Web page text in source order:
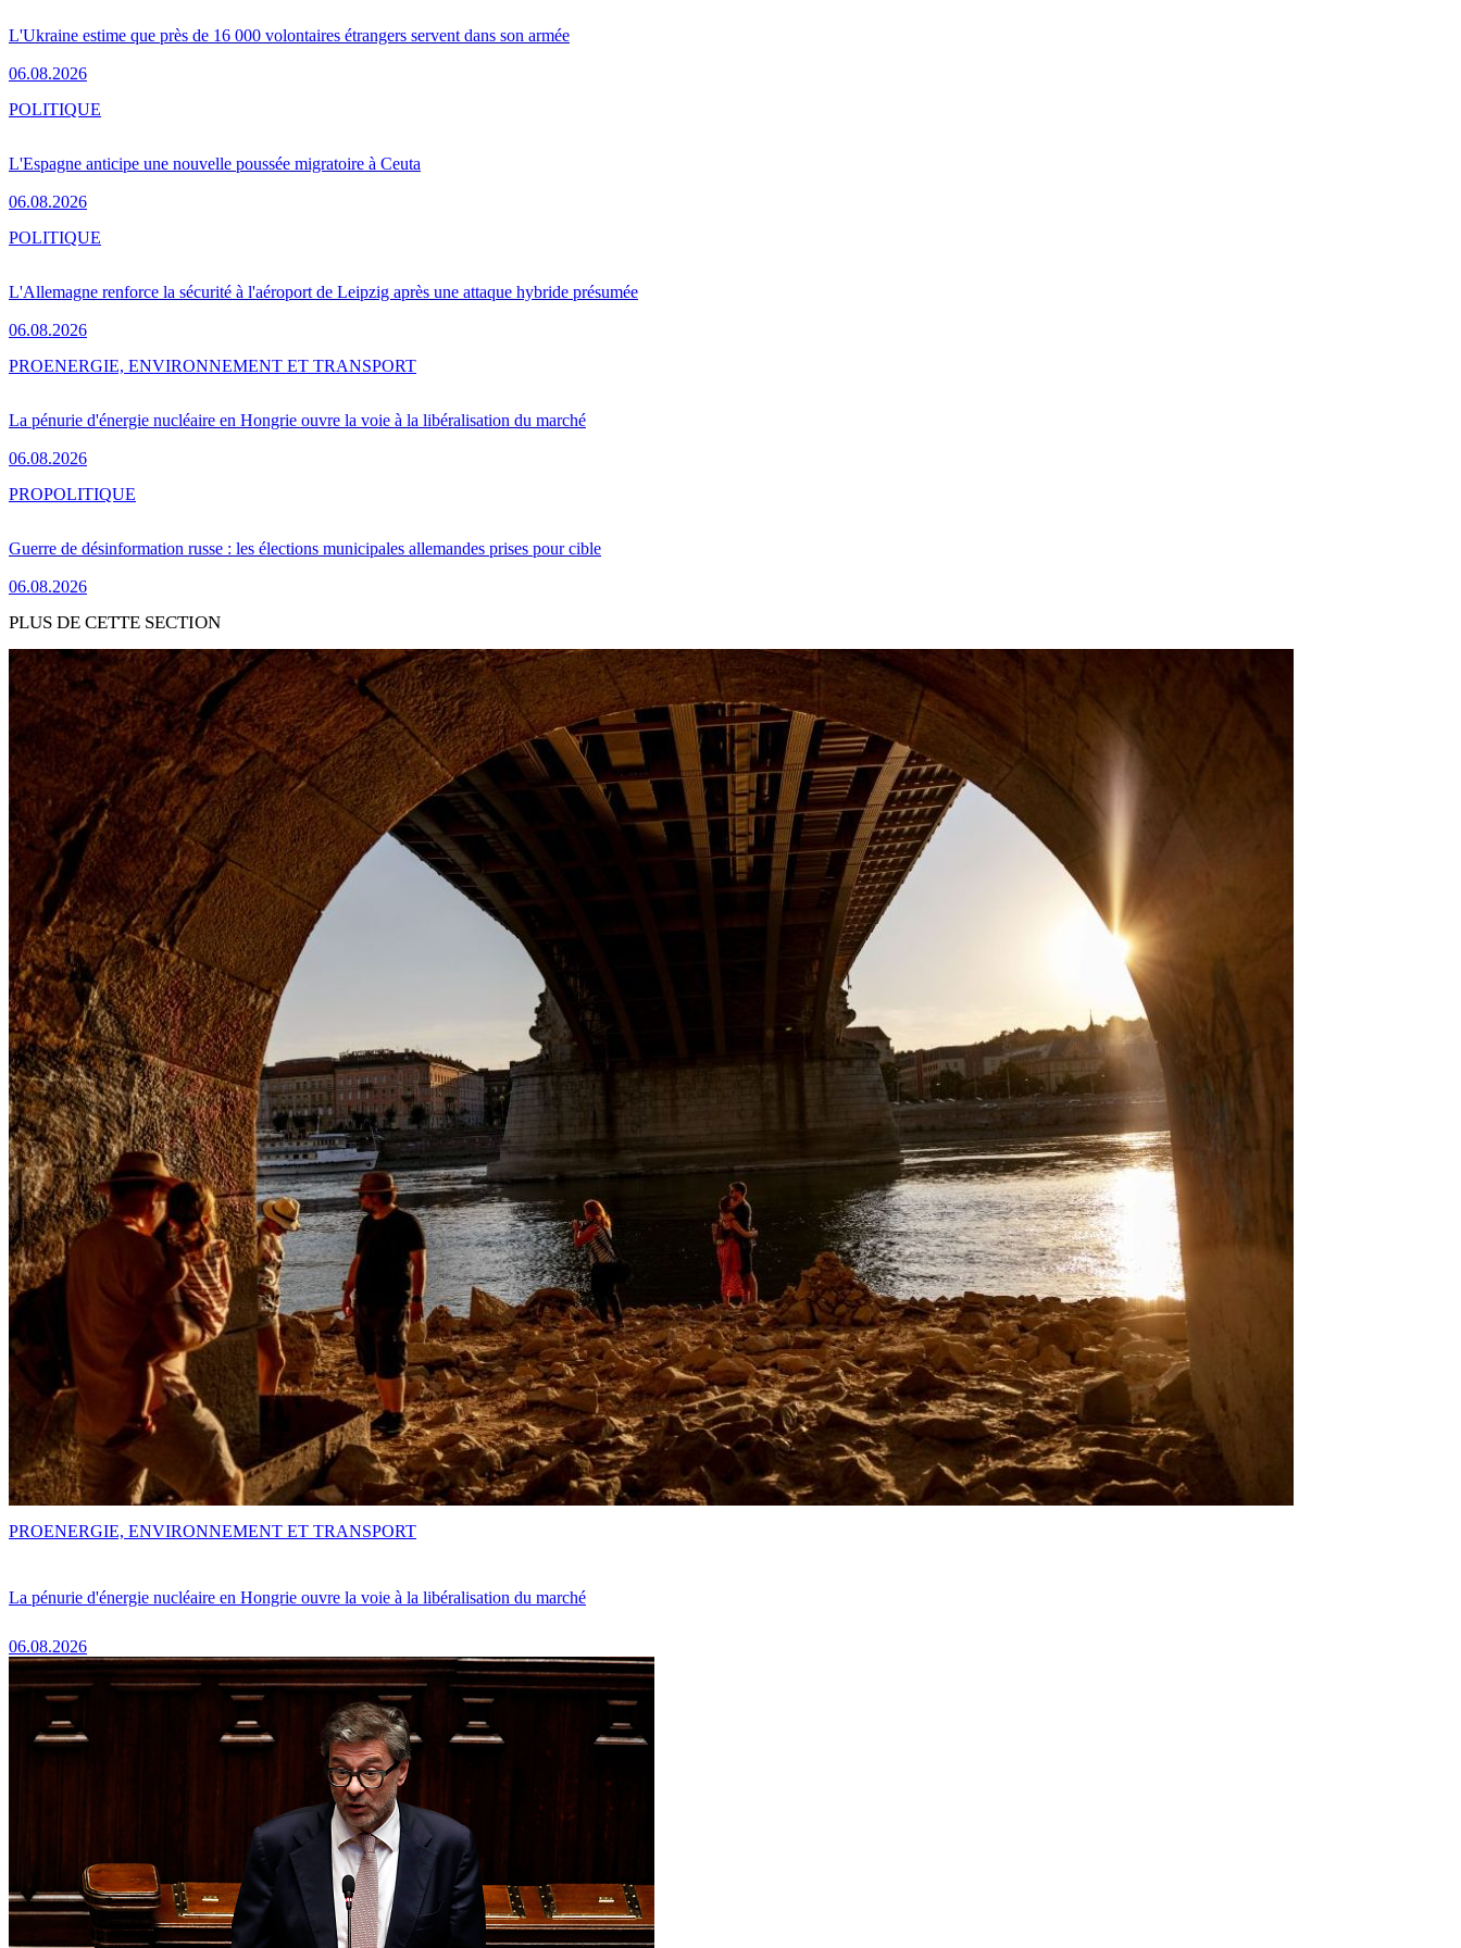
L'Ukraine estime que près de 16 000 volontaires étrangers servent dans son armée
06.08.2026
L'Espagne anticipe une nouvelle poussée migratoire à Ceuta
06.08.2026
POLITIQUE
L'Allemagne renforce la sécurité à l'aéroport de Leipzig après une attaque hybride présumée
06.08.2026
POLITIQUE
La pénurie d'énergie nucléaire en Hongrie ouvre la voie à la libéralisation du marché
06.08.2026
PROENERGIE, ENVIRONNEMENT ET TRANSPORT
Guerre de désinformation russe : les élections municipales allemandes prises pour cible
06.08.2026
PROPOLITIQUE
PLUS DE CETTE SECTION
La pénurie d'énergie nucléaire en Hongrie ouvre la voie à la libéralisation du marché
06.08.2026
PROENERGIE, ENVIRONNEMENT ET TRANSPORT